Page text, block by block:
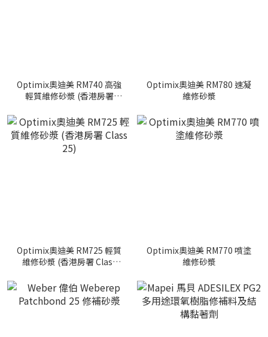
Optimix奧迪美 RM740 高強
輕質維修砂漿 (香港房署
Optimix奧迪美 RM780 速凝
維修砂漿
Optimix奧迪美 RM725 輕質
維修砂漿 (香港房署 Class
Optimix奧迪美 RM770 噴塗
維修砂漿